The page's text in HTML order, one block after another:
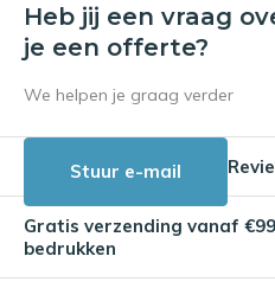
Heb jij een vraag
je een offerte?
We helpen je graag verder
Stuur e-mail
Gratis verzending vanaf
bedrukken